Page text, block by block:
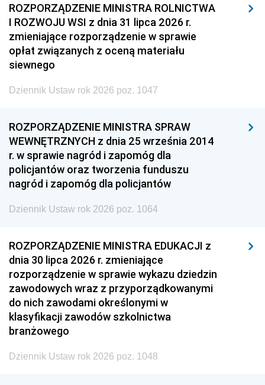
ROZPORZĄDZENIE MINISTRA ROLNICTWA
I ROZWOJU WSI z dnia 31 lipca 2026 r.
zmieniające rozporządzenie w sprawie
opłat związanych z oceną materiału
siewnego
Dziennik Ustaw rok 2026 poz. 1047
ROZPORZĄDZENIE MINISTRA SPRAW
WEWNĘTRZNYCH z dnia 25 września 2014
r. w sprawie nagród i zapomóg dla
policjantów oraz tworzenia funduszu
nagród i zapomóg dla policjantów
Dziennik Ustaw rok 2026 poz. 1064
ROZPORZĄDZENIE MINISTRA EDUKACJI z
dnia 30 lipca 2026 r. zmieniające
rozporządzenie w sprawie wykazu dziedzin
zawodowych wraz z przyporządkowanymi
do nich zawodami określonymi w
klasyfikacji zawodów szkolnictwa
branżowego
Dziennik Ustaw rok 2026 poz. 1048